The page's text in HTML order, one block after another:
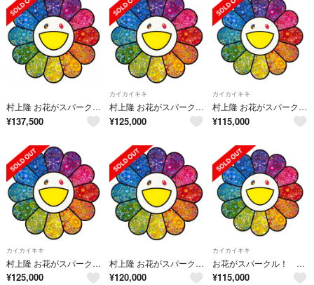
村上隆 お花がスパークル！ エディションプリント 直筆サイン 新品未開封
¥137,500
カイカイキキ
村上隆 お花がスパークル！ エディションプリント 直筆サイン 新品未開封
¥125,000
カイカイキキ
村上隆 お花がスパークル！ エディションプリント 直筆サイン
¥115,000
カイカイキキ
村上隆 お花がスパークル！ エディションプリント 直筆サイン 新品未開封
¥125,000
村上隆 お花がスパークル！ エディションプリント 直筆サイン 新品未開封
¥120,000
カイカイキキ
お花がスパークル！ Zingaro 村上隆 ポスター
¥115,000